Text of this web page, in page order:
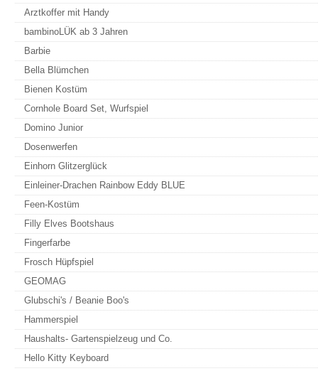
Arztkoffer mit Handy
bambinoLÜK ab 3 Jahren
Barbie
Bella Blümchen
Bienen Kostüm
Cornhole Board Set, Wurfspiel
Domino Junior
Dosenwerfen
Einhorn Glitzerglück
Einleiner-Drachen Rainbow Eddy BLUE
Feen-Kostüm
Filly Elves Bootshaus
Fingerfarbe
Frosch Hüpfspiel
GEOMAG
Glubschi's / Beanie Boo's
Hammerspiel
Haushalts- Gartenspielzeug und Co.
Hello Kitty Keyboard